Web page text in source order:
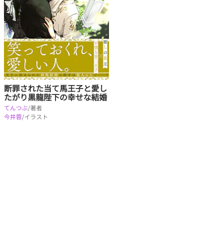
断罪された当て馬王子と愛し
たがり黒龍陛下の幸せな結婚
てんつぶ/著者
今井蓉/イラスト